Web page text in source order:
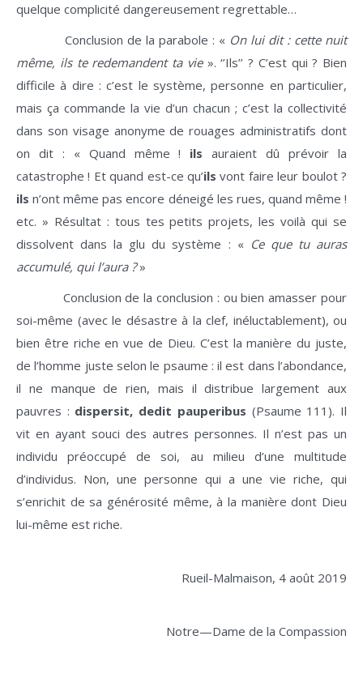
quelque complicité dangereusement regrettable…
Conclusion de la parabole : « On lui dit : cette nuit
même, ils te redemandent ta vie». ‘’Ils’’ ? C’est qui ? Bien
difficile à dire : c’est le système, personne en particulier,
mais ça commande la vie d’un chacun ; c’est la collectivité
dans son visage anonyme de rouages administratifs dont
on dit : « Quand même ! ilsauraient dû prévoir la
catastrophe ! Et quand est-ce qu’ilsvont faire leur boulot ?
ilsn’ont même pas encore déneigé les rues, quand même !
etc. » Résultat : tous tes petits projets, les voilà qui se
dissolvent dans la glu du système : « Ce que tu auras
accumulé, qui l’aura ?»
Conclusion de la conclusion : ou bien amasser pour
soi-même (avec le désastre à la clef, inéluctablement), ou
bien être riche en vue de Dieu. C’est la manière du juste,
de l’homme juste selon le psaume : il est dans l’abondance,
il ne manque de rien, mais il distribue largement aux
pauvres : dispersit, dedit pauperibus (Psaume 111). Il
vit en ayant souci des autres personnes. Il n’est pas un
individu préoccupé de soi, au milieu d’une multitude
d’individus. Non, une personne qui a une vie riche, qui
s’enrichit de sa générosité même, à la manière dont Dieu
lui-même est riche.
Rueil-Malmaison, 4 août 2019
Notre—Dame de la Compassion